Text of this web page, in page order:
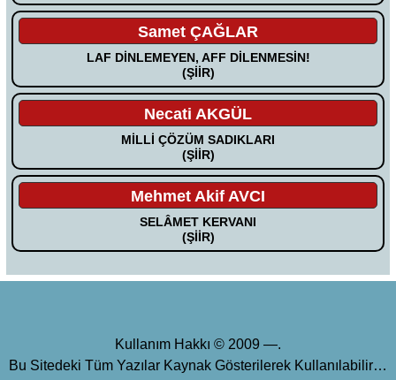
Samet ÇAĞLAR
LAF DİNLEMEYEN, AFF DİLENMESİN!
(ŞİİR)
Necati AKGÜL
MİLLİ ÇÖZÜM SADIKLARI
(ŞİİR)
Mehmet Akif AVCI
SELÂMET KERVANI
(ŞİİR)
Kullanım Hakkı © 2009 —.
Bu Sitedeki Tüm Yazılar Kaynak Gösterilerek Kullanılabilir…